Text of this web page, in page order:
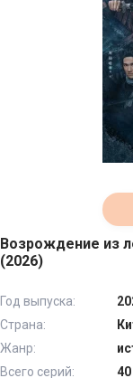
Возрождение из
(2026)
Год выпуска:
Страна:
Жанр:
Всего серий: